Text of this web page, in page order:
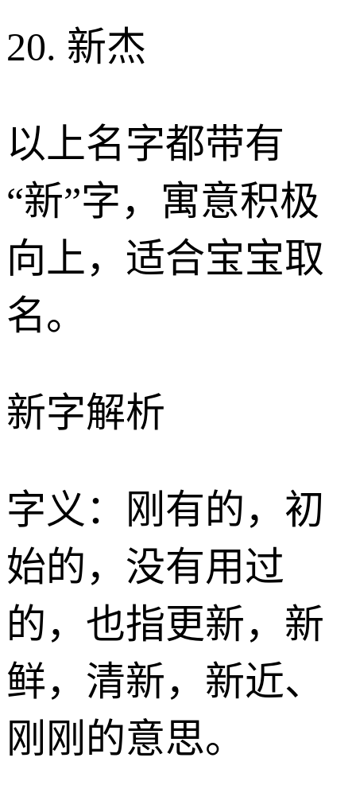
20. 新杰
以上名字都带有
“新”字，寓意积极
向上，适合宝宝取
名。
新字解析
字义：刚有的，初
始的，没有用过
的，也指更新，新
鲜，清新，新近、
刚刚的意思。